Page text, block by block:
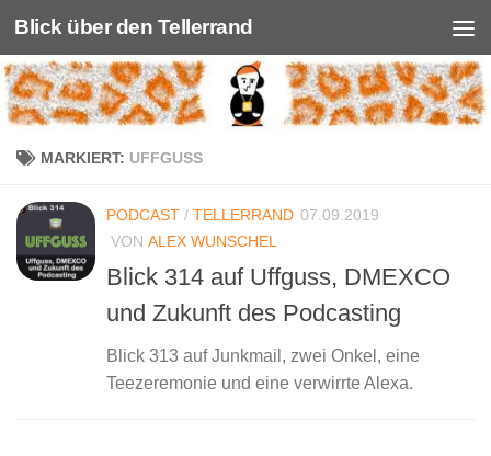
Unter dem Inhalt
Blick über den Tellerrand
MARKIERT: UFFGUSS
PODCAST / TELLERRAND 07.09.2019
VON ALEX WUNSCHEL
Blick 314 auf Uffguss, DMEXCO
und Zukunft des Podcasting
Blick 313 auf Junkmail, zwei Onkel, eine
Teezeremonie und eine verwirrte Alexa.